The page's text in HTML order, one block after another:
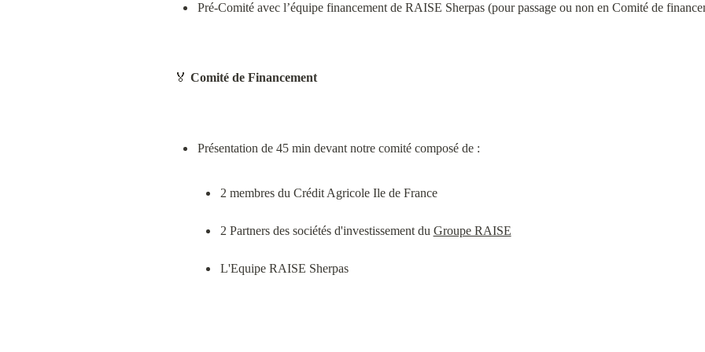
Pré-Comité avec l’équipe financement de RAISE Sherpas (pour passage ou non en Comité de
🏅 Comité de Financement
2 membres du Crédit Agricole Ile de France
2 Partners des sociétés d'investissement du Groupe RAISE
L'Equipe RAISE Sherpas